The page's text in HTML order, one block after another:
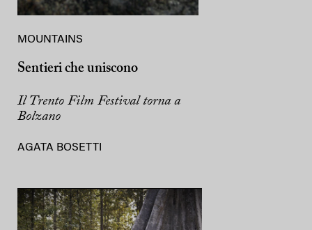
MOUNTAINS
Sentieri che uniscono
Il Trento Film Festival torna a
Bolzano
AGATA BOSETTI